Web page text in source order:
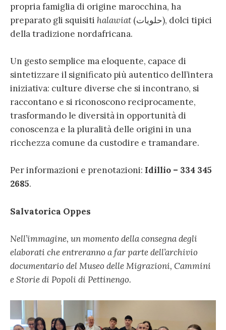
propria famiglia di origine marocchina, ha
preparato gli squisiti halawiat (حلويات), dolci tipici
della tradizione nordafricana.
Un gesto semplice ma eloquente, capace di
sintetizzare il significato più autentico dell’intera
iniziativa: culture diverse che si incontrano, si
raccontano e si riconoscono reciprocamente,
trasformando le diversità in opportunità di
conoscenza e la pluralità delle origini in una
ricchezza comune da custodire e tramandare.
Per informazioni e prenotazioni: Idillio – 334 345
2685.
Salvatorica Oppes
Nell’immagine, un momento della consegna degli
elaborati che entreranno a far parte dell’archivio
documentario del Museo delle Migrazioni, Cammini
e Storie di Popoli di Pettinengo.